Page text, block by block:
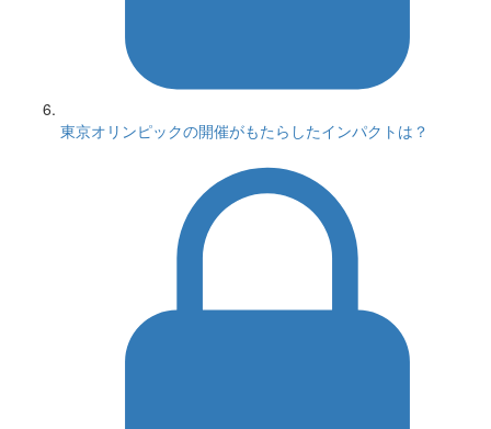
東京オリンピックの開催がもたらしたインパクトは？